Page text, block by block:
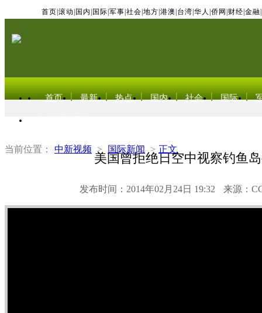
首页 滚动 国内 国际 军事 社会 地方 港澳 台湾 华人 侨网 财经 金融
首页 最新 热点 国内 社会 国际
当前位置： 中新视频 > 国际新闻 > 正文
美国曾拒绝日空中视察钓鱼
发布时间：2014年02月24日 19:32 来源：